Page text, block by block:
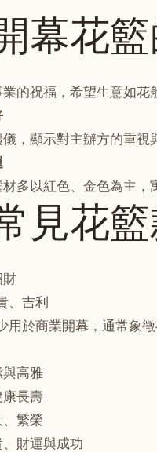
幕花
的祝福，希望生意如花
，顯示對主辦方的重視
多以紅色、金色為主，
見花
財
、吉利
用於商業開幕，通常象
與高雅
康長壽
繁榮
財運與成功